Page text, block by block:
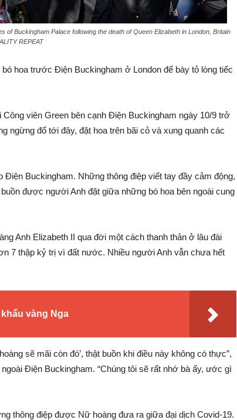
of Buckingham Palace following the death of Queen Elizabeth in London, Britain
REPEAT
hoa trước Điện Buckingham ở London để bày tỏ lòng tiếc
viên Green bên cạnh Điện Buckingham ngày 10/9 trở
ngừng đổ tới đây, đặt hoa trên bãi cỏ và xung quanh các
Buckingham. Những thông điệp viết tay đầy cảm động,
được người Anh đặt giữa những bó hoa bên ngoài cung
Anh Elizabeth II qua đời một cách thanh thản ở lâu đài
7 thập kỷ trị vì đất nước. Nhiều người Anh vẫn chưa hết
vàng Nga
sẽ mãi còn đó’, thật buồn khi điều này không có thực”,
Điện Buckingham. “Chúng tôi sẽ rất nhớ bà ấy, ước gì
thông điệp được Nữ hoàng đưa ra giữa đại dịch Covid-19.